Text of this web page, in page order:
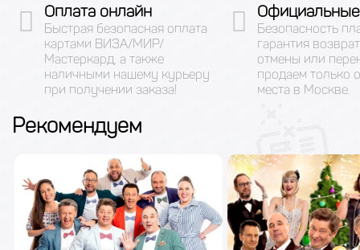
Оплата онлайн
Быстрая безопасная оплата
картами ВИЗА/МИР/
Мастеркард, а также
наличными нашему курьеру
при получении заказа!
Безопасность
гарантия
отмены или
продаем только
места в Москве.
Рекомендуем